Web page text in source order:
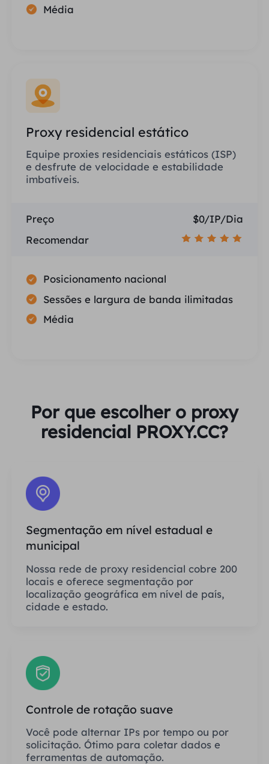
Média
Proxy residencial estático
Equipe proxies residenciais estáticos (ISP)
e desfrute de velocidade e estabilidade
imbatíveis.
Preço
$0/IP/Dia
Recomendar
Posicionamento nacional
Sessões e largura de banda ilimitadas
Média
Por que escolher o proxy
residencial PROXY.CC?
Segmentação em nível estadual e
municipal
Nossa rede de proxy residencial cobre 200
locais e oferece segmentação por
localização geográfica em nível de país,
cidade e estado.
Controle de rotação suave
Você pode alternar IPs por tempo ou por
solicitação. Ótimo para coletar dados e
ferramentas de automação.